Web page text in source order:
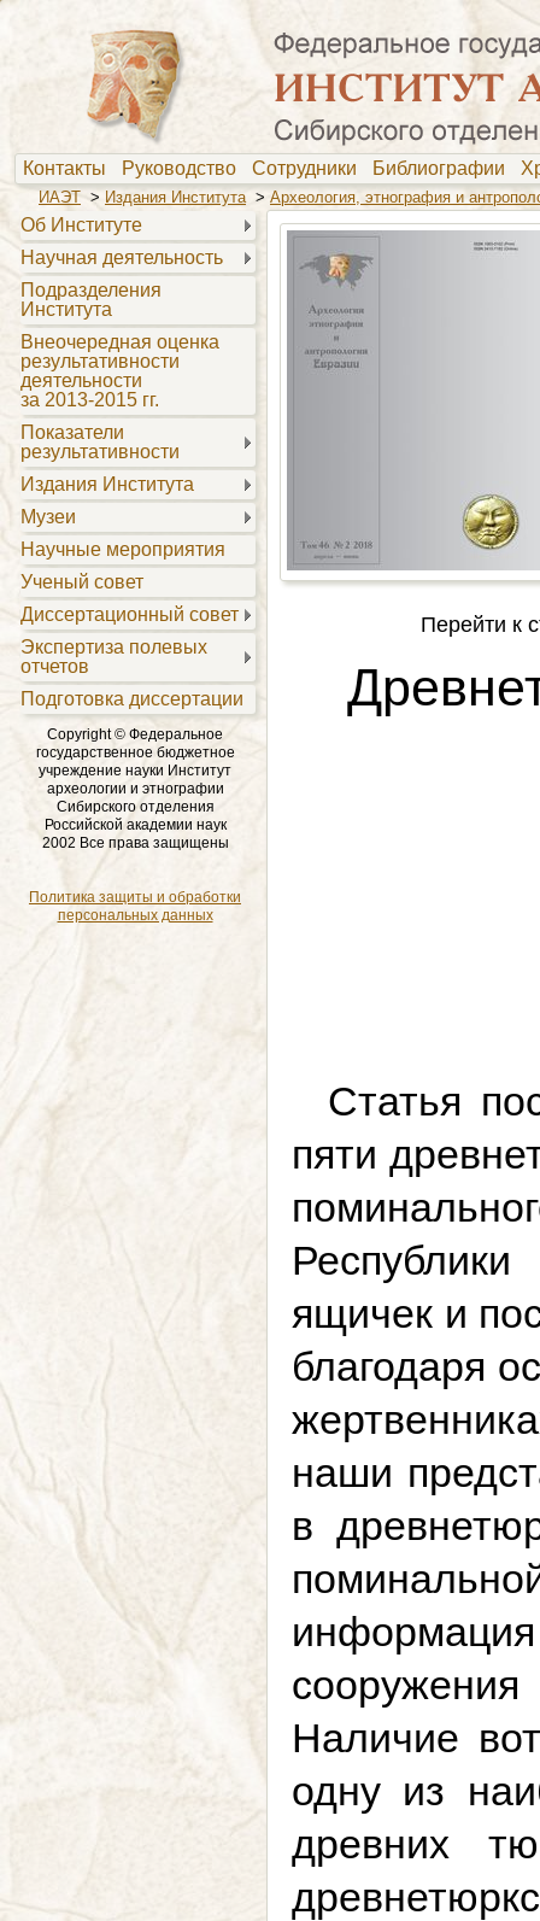
Контакты Руководство Сотрудники Библиографии
ИАЭТ > Издания Института> Археология, этнография и
Об Институте
Научная деятельность
Подразделения
Института
Внеочередная оценка
результативности
деятельности
за 2013-2015 гг.
Показатели
результативности
Издания Института
Музеи
Научные мероприятия
Ученый совет
Диссертационный совет
Экспертиза полевых
отчетов
Подготовка диссертации
Copyright © Федеральное
государственное бюджетное
учреждение науки Институт
археологии и этнографии
Сибирского отделения
Российской академии наук
2002 Все права защищены
Политика защиты и обработки
персональных данных
Перейти к
Статья
пяти
ящичек и
благодаря
наши
в
информация
Наличие
одну из
древних